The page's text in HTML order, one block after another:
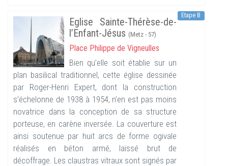
Etape B
Eglise Sainte-Thérèse-de-
l’Enfant-Jésus (Metz - 57)
Place Philippe de Vigneulles
Bien qu’elle soit établie sur un
plan basilical traditionnel, cette église dessinée
par Roger-Henri Expert, dont la construction
s’échelonne de 1938 à 1954, n’en est pas moins
novatrice dans la conception de sa structure
porteuse, en carène inversée. La couverture est
ainsi soutenue par huit arcs de forme ogivale
réalisés en béton armé, laissé brut de
décoffrage. Les claustras vitraux sont signés par